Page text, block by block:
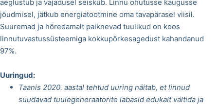
aeglustub ja vajadusel seiskub. Linnu ohutusse kaugusse
jõudmisel, jätkub energiatootmine oma tavapärasel viisil.
Suuremad ja hõredamalt paiknevad tuulikud on koos
linnutuvastussüsteemiga kokkupõrkesagedust kahandanud
97%.
Uuringud:
Taanis 2020. aastal tehtud uuring näitab, et linnud
suudavad tuulegeneraatorite labasid edukalt vältida ja